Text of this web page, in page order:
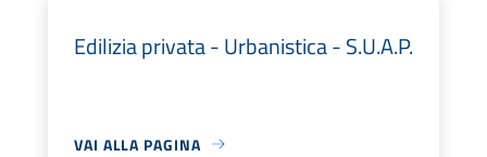
Edilizia privata - Urbanistica - S.U.A.P.
VAI ALLA PAGINA